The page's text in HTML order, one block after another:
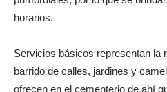
horarios.
Servicios básicos representan la
barrido de calles, jardines y
ofrecen en el cementerio de ahí